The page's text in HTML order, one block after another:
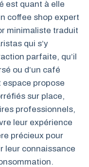
est quant à elle
coffee shop expert
minimaliste traduit
qui s’y
parfaite, qu’il
ou d’un café
propose
sur place,
professionnels,
leur expérience
précieux pour
leur connaissance